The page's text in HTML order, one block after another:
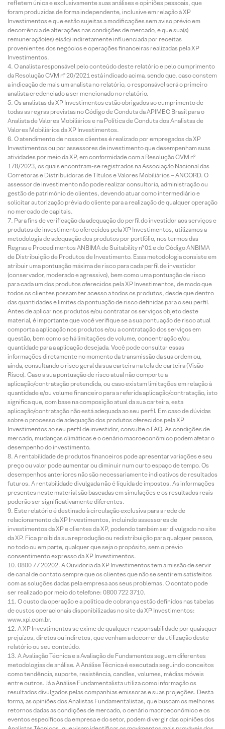
refletem única e exclusivamente suas análises e opiniões pessoais, que
foram produzidas de forma independente, inclusive em relação à XP
Investimentos e que estão sujeitas a modificações sem aviso prévio em
decorrência de alterações nas condições de mercado, e que sua(s)
remuneração(es) é(são) indiretamente influenciada por receitas
provenientes dos negócios e operações financeiras realizadas pela XP
Investimentos.
O analista responsável pelo conteúdo deste relatório e pelo cumprimento
da Resolução CVM nº 20/2021 está indicado acima, sendo que, caso constem
a indicação de mais um analista no relatório, o responsável será o primeiro
analista credenciado a ser mencionado no relatório.
Os analistas da XP Investimentos estão obrigados ao cumprimento de
todas as regras previstas no Código de Conduta da APIMEC Brasil para o
Analista de Valores Mobiliários e na Política de Conduta dos Analistas de
Valores Mobiliários da XP Investimentos.
O atendimento de nossos clientes é realizado por empregados da XP
Investimentos ou por assessores de investimento que desempenham suas
atividades por meio da XP, em conformidade com a Resolução CVM nº
178/2023, os quais encontram-se registrados na Associação Nacional das
Corretoras e Distribuidoras de Títulos e Valores Mobiliários – ANCORD. O
assessor de investimento não pode realizar consultoria, administração ou
gestão de patrimônio de clientes, devendo atuar como intermediário e
solicitar autorização prévia do cliente para a realização de qualquer operação
no mercado de capitais.
Para fins de verificação da adequação do perfil do investidor aos serviços e
produtos de investimento oferecidos pela XP Investimentos, utilizamos a
metodologia de adequação dos produtos por portfólio, nos termos das
Regras e Procedimentos ANBIMA de Suitability nº 01 e do Código ANBIMA
de Distribuição de Produtos de Investimento. Essa metodologia consiste em
atribuir uma pontuação máxima de risco para cada perfil de investidor
(conservador, moderado e agressivo), bem como uma pontuação de risco
para cada um dos produtos oferecidos pela XP Investimentos, de modo que
todos os clientes possam ter acesso a todos os produtos, desde que dentro
das quantidades e limites da pontuação de risco definidas para o seu perfil.
Antes de aplicar nos produtos e/ou contratar os serviços objeto deste
material, é importante que você verifique se a sua pontuação de risco atual
comporta a aplicação nos produtos e/ou a contratação dos serviços em
questão, bem como se há limitações de volume, concentração e/ou
quantidade para a aplicação desejada. Você pode consultar essas
informações diretamente no momento da transmissão da sua ordem ou,
ainda, consultando o risco geral da sua carteira na tela de carteira (Visão
Risco). Caso a sua pontuação de risco atual não comporte a
aplicação/contratação pretendida, ou caso existam limitações em relação à
quantidade e/ou volume financeiro para a referida aplicação/contratação, isto
significa que, com base na composição atual da sua carteira, esta
aplicação/contratação não está adequada ao seu perfil. Em caso de dúvidas
sobre o processo de adequação dos produtos oferecidos pela XP
Investimentos ao seu perfil de investidor, consulte o FAQ. As condições de
mercado, mudanças climáticas e o cenário macroeconômico podem afetar o
desempenho do investimento.
A rentabilidade de produtos financeiros pode apresentar variações e seu
preço ou valor pode aumentar ou diminuir num curto espaço de tempo. Os
desempenhos anteriores não são necessariamente indicativos de resultados
futuros. A rentabilidade divulgada não é líquida de impostos. As informações
presentes neste material são baseadas em simulações e os resultados reais
poderão ser significativamente diferentes.
Este relatório é destinado à circulação exclusiva para a rede de
relacionamento da XP Investimentos, incluindo assessores de
investimentos da XP e clientes da XP, podendo também ser divulgado no site
da XP. Fica proibida sua reprodução ou redistribuição para qualquer pessoa,
no todo ou em parte, qualquer que seja o propósito, sem o prévio
consentimento expresso da XP Investimentos.
0800 77 20202. A Ouvidoria da XP Investimentos tem a missão de servir
de canal de contato sempre que os clientes que não se sentirem satisfeitos
com as soluções dadas pela empresa aos seus problemas. O contato pode
ser realizado por meio do telefone: 0800 722 3710.
O custo da operação e a política de cobrança estão definidos nas tabelas
de custos operacionais disponibilizadas no site da XP Investimentos:
www.xpi.com.br.
A XP Investimentos se exime de qualquer responsabilidade por quaisquer
prejuízos, diretos ou indiretos, que venham a decorrer da utilização deste
relatório ou seu conteúdo.
A Avaliação Técnica e a Avaliação de Fundamentos seguem diferentes
metodologias de análise. A Análise Técnica é executada seguindo conceitos
como tendência, suporte, resistência, candles, volumes, médias móveis
entre outros. Já a Análise Fundamentalista utiliza como informação os
resultados divulgados pelas companhias emissoras e suas projeções. Desta
forma, as opiniões dos Analistas Fundamentalistas, que buscam os melhores
retornos dadas as condições de mercado, o cenário macroeconômico e os
eventos específicos da empresa e do setor, podem divergir das opiniões dos